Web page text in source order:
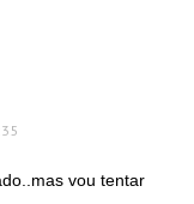
vou tentar